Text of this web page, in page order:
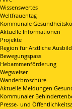
Wissenswertes
Weltfrauentag
Kommunale
Aktuelle Informationen
Projekte
Region für Ärztliche
Bewegungspass
Hebammenförderung
Wegweiser
Wanderbroschüre
Aktuelle Meldungen
Kommunaler
Presse- und